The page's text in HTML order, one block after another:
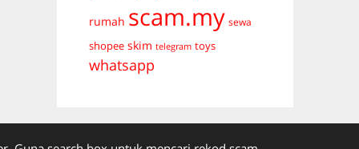
rumah scam.my sewa
shopee skim telegram toys
whatsapp